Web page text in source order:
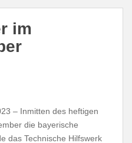
im
– Inmitten des heftigen
die bayerische
das Technische Hilfswerk